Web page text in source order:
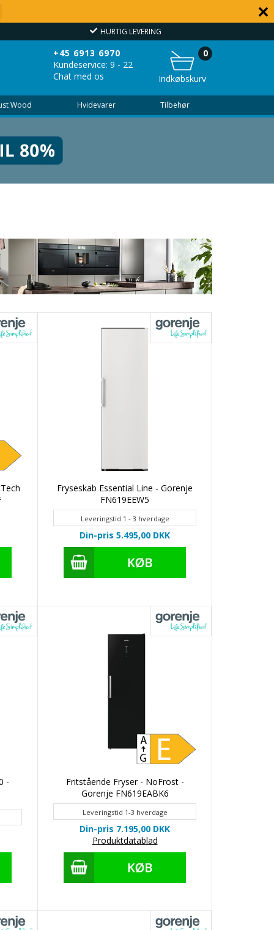
HURTIG LEVERING
+45 6913 6970
Kundeservice: 9 - 22
Chat med os
Indkøbskurv
0
Wood Hvidevarer Tilbehør
Fryseskab Essential Line - Gorenje
FN619EEW5
Leveringstid 1 - 3 hverdage
Din-pris 5.495,00 DKK
-
Fritstående Fryser - NoFrost -
Gorenje FN619EABK6
Leveringstid 1-3 hverdage
Din-pris 7.195,00 DKK
Produktdatablad